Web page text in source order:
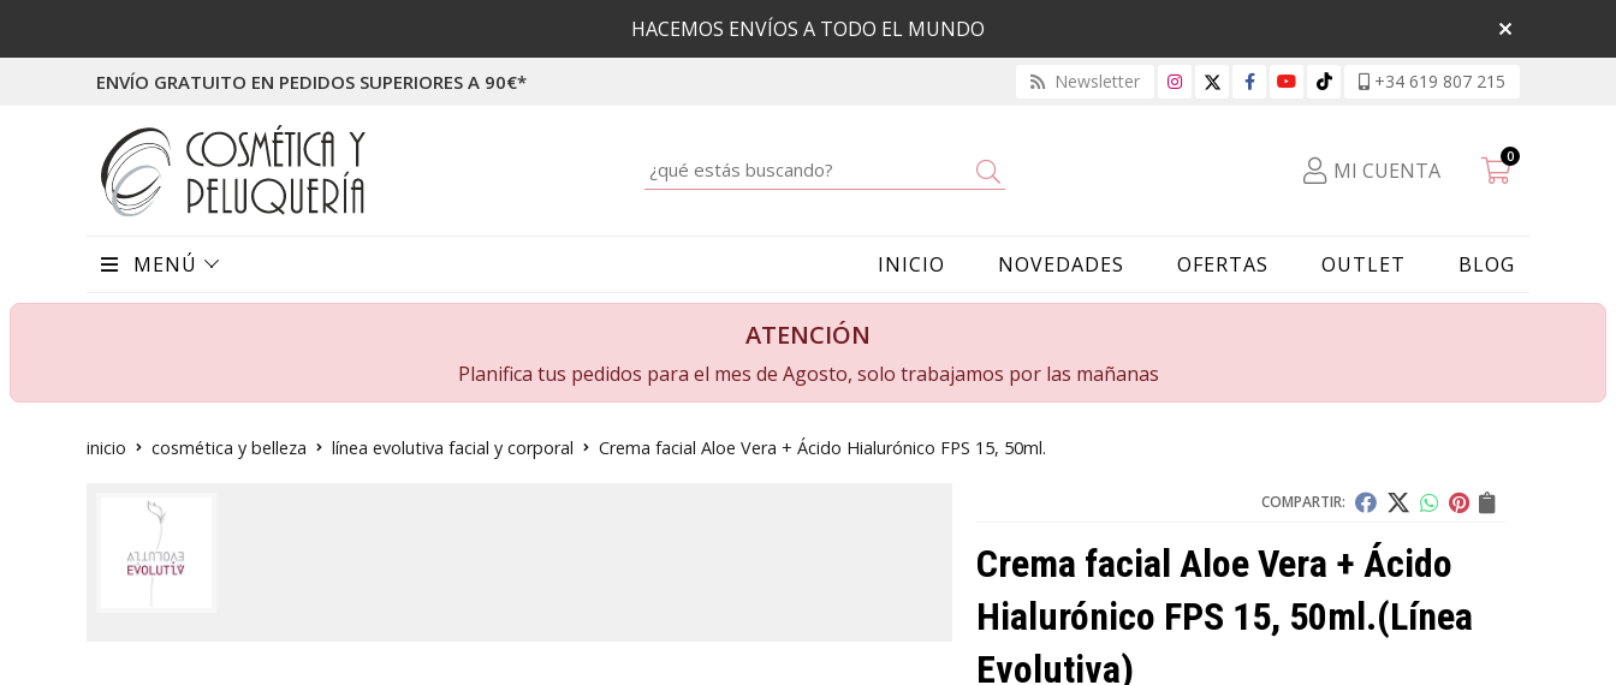
HACEMOS ENVÍOS A TODO EL MUNDO
ENVÍO GRATUITO EN PEDIDOS SUPERIORES A 90€* Newsletter +34 619 807 215
MI CUENTA
0
MENÚ INICIO NOVEDADES OFERTAS OUTLET BLOG
ATENCIÓN
Planifica tus pedidos para el mes de Agosto, solo trabajamos por las mañanas
inicio cosmética y belleza línea evolutiva facial y corporal Crema facial Aloe Vera + Ácido Hialurónico FPS 15, 50ml.
COMPARTIR:
Crema facial Aloe Vera + Ácido
Hialurónico FPS 15, 50ml.(Línea
Evolutiva)